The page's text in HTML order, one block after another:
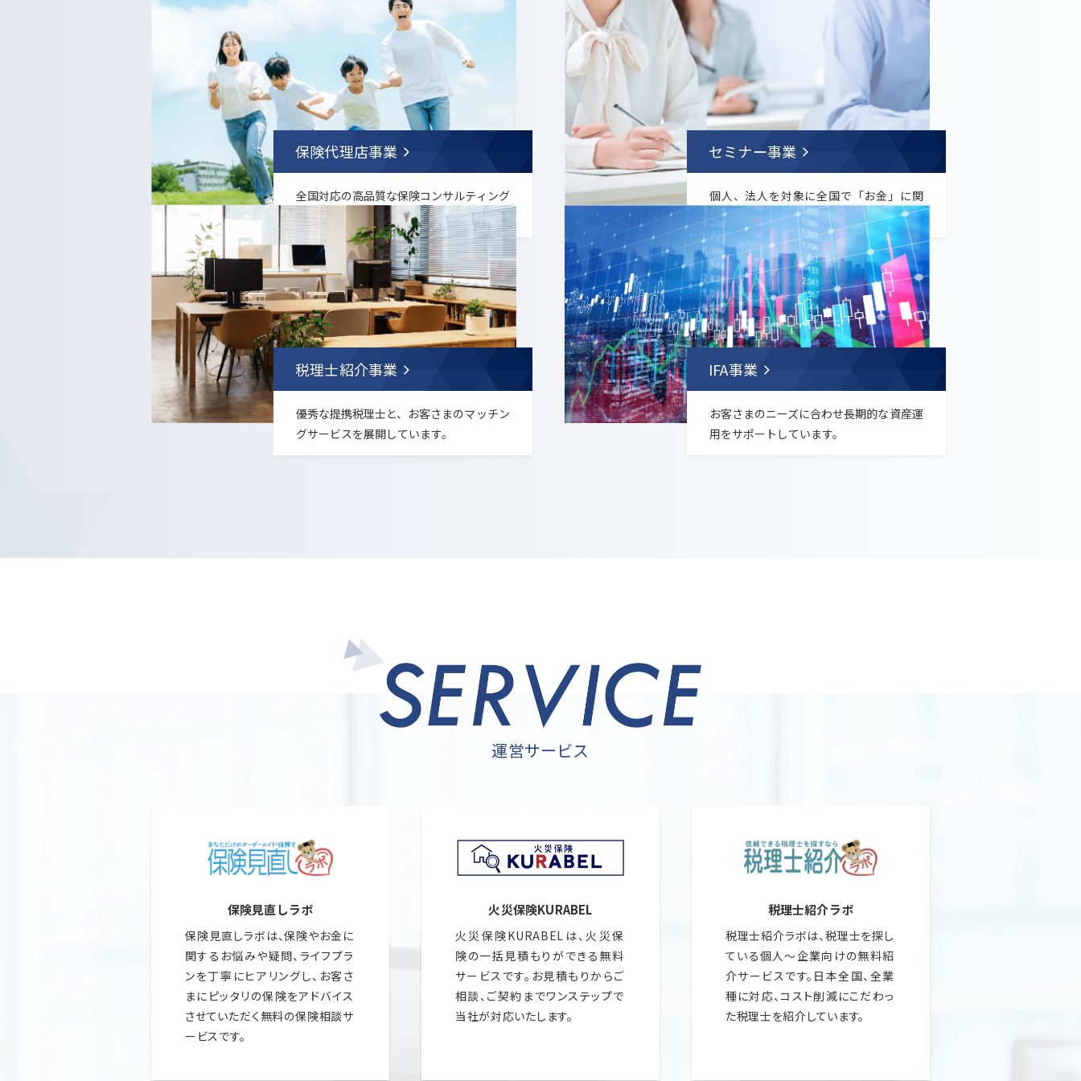
保険代理店事業
全国対応の高品質な保険コンサルティング
サービスを展開しています。
セミナー事業
個人、法人を対象に全国で「お金」に関
するセミナーの運営などを行っています。
税理士紹介事業
優秀な提携税理士と、お客さまのマッチン
グサービスを展開しています。
IFA事業
お客さまのニーズに合わせ長期的な資産運
用をサポートしています。
運営サービス
保険見直しラボ
保険見直しラボは、保険やお金に
関するお悩みや疑問、ライフプラ
ンを丁寧にヒアリングし、お客さ
まにピッタリの保険をアドバイス
させていただく無料の保険相談サ
ービスです。
火災保険KURABEL
火災保険KURABELは、火災保
険の一括見積もりができる無料
サービスです。お見積もりからご
相談、ご契約までワンステップで
当社が対応いたします。
税理士紹介ラボ
税理士紹介ラボは、税理士を探し
ている個人～企業向けの無料紹
介サービスです。日本全国、全業
種に対応、コスト削減にこだわっ
た税理士を紹介しています。